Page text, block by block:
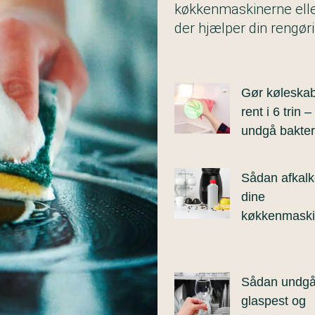
køkkenmaskinerne
der hjælper din
Gør
rent i 6 trin –
undgå
Sådan
dine
Sådan
glaspest og